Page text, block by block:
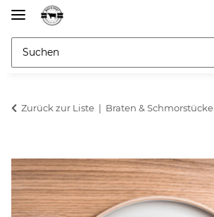
Zurück zur Liste Braten & Schmorstücke